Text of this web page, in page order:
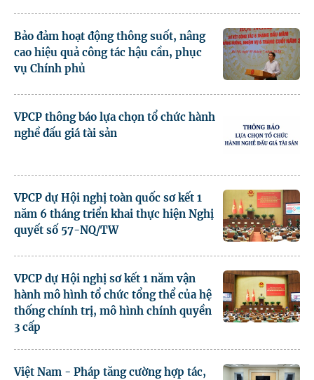
Bảo đảm hoạt động thông suốt, nâng
cao hiệu quả công tác hậu cần, phục
vụ Chính phủ
VPCP thông báo lựa chọn tổ chức hành
nghề đấu giá tài sản
VPCP dự Hội nghị toàn quốc sơ kết 1
năm 6 tháng triển khai thực hiện Nghị
quyết số 57-NQ/TW
VPCP dự Hội nghị sơ kết 1 năm vận
hành mô hình tổ chức tổng thể của hệ
thống chính trị, mô hình chính quyền
3 cấp
Việt Nam - Pháp tăng cường hợp tác,